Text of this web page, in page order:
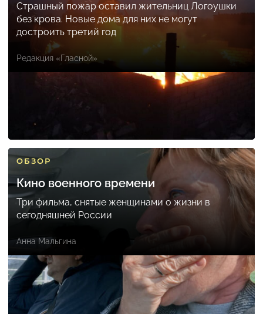
Страшный пожар оставил жительниц Логоушки
без крова. Новые дома для них не могут
достроить третий год
Редакция «Гласной»
ОБЗОР
Кино военного времени
Три фильма, снятые женщинами о жизни в
сегодняшней России
Анна Мальгина